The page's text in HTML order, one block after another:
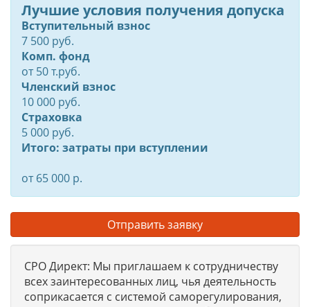
Лучшие условия получения допуска
Вступительный взнос
7 500 руб.
Комп. фонд
от50т.руб.
Членский взнос
10 000 руб.
Страховка
5 000 руб.
Итого: затраты при вступлении
от 65 000 р.
Отправить заявку
СРО Директ: Мы приглашаем к сотрудничеству
всех заинтересованных лиц, чья деятельность
соприкасается с системой саморегулирования,